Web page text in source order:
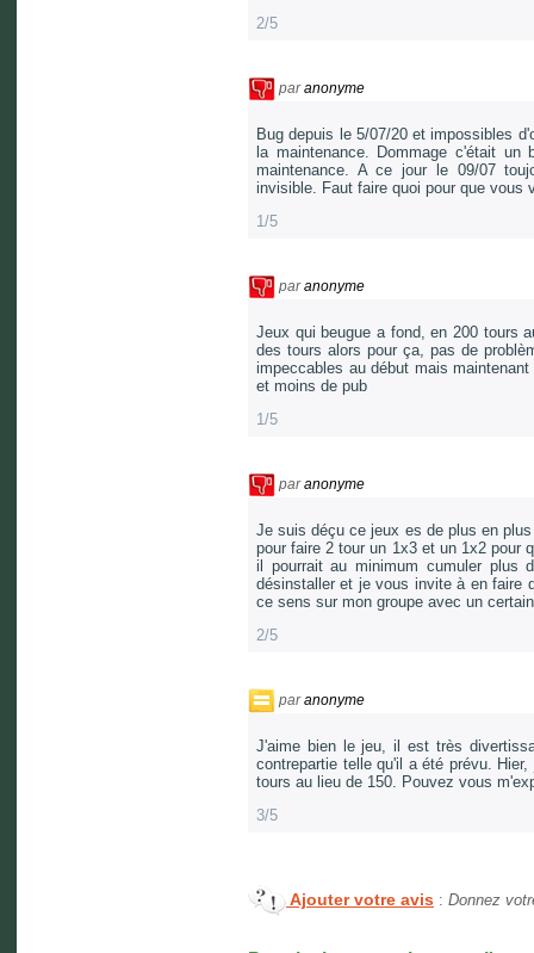
2/5
paranonyme
Bug depuis le 5/07/20 et impossibles
la maintenance. Dommage c'était
maintenance. A ce jour le 09/07
invisible. Faut faire quoi pour que vous
1/5
paranonyme
Jeux qui beugue a fond, en 200 tours
des tours alors pour ça, pas de
impeccables au début mais
et moins de pub
1/5
paranonyme
Je suis déçu ce jeux es de plus en
pour faire 2 tour un 1x3 et un 1x2 pour
il pourrait au minimum cumuler
désinstaller et je vous invite à en faire
ce sens sur mon groupe avec un
2/5
paranonyme
J'aime bien le jeu, il est très
contrepartie telle qu'il a été prévu.
tours au lieu de 150. Pouvez vous
3/5
Ajouter votre avis : Donnez